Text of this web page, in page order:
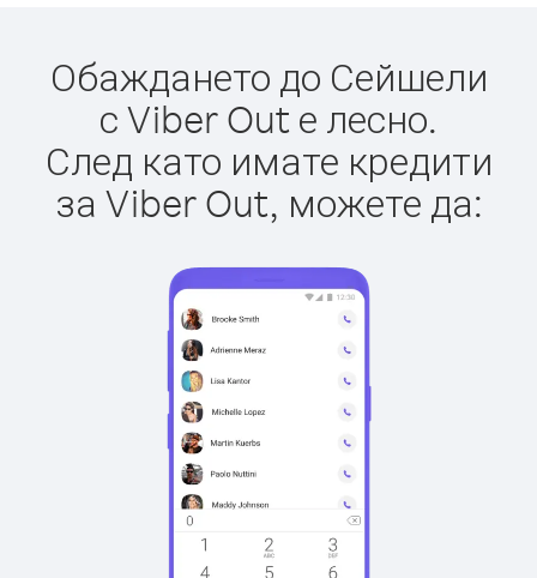
Обаждането до Сейшели
с Viber Out е лесно.
След като имате кредити
за Viber Out, можете да: